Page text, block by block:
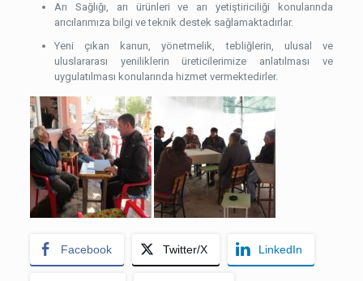
Arı Sağlığı, arı ürünleri ve arı yetiştiriciliği konularında
arıcılarımıza bilgi ve teknik destek sağlamaktadırlar.
Yeni çıkan kanun, yönetmelik, tebliğlerin, ulusal ve
uluslararası yeniliklerin üreticilerimize anlatılması ve
uygulatılması konularında hizmet vermektedirler.
Facebook Twitter/X LinkedIn